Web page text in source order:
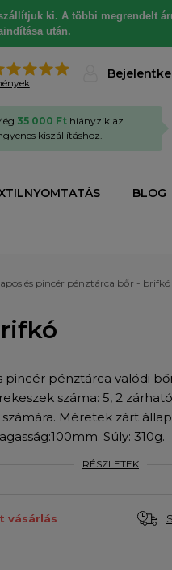
ki. A többi megrendelt
után.
35 000 Ft hiányzik az
kiszállításhoz.
BLOG
és pincér pénztárca bőr - brifkó
pincér pénztárca valódi
száma: 5, 2
Méretek zárt
Súly: 310g.
RÉSZLETEK
vásárlás